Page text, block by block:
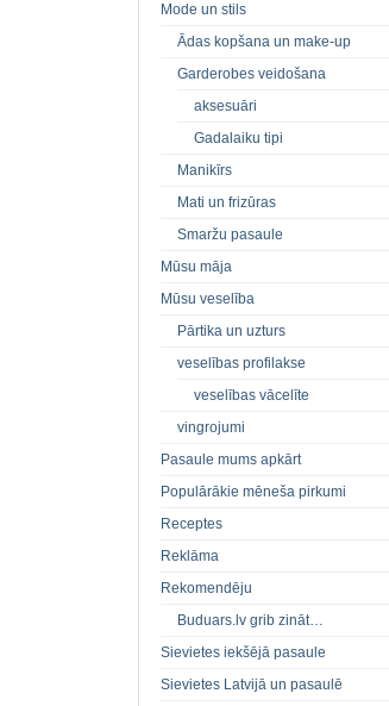
Mode un stils
Ādas kopšana un make-up
Garderobes veidošana
aksesuāri
Gadalaiku tipi
Manikīrs
Mati un frizūras
Smaržu pasaule
Mūsu māja
Mūsu veselība
Pārtika un uzturs
veselības profilakse
veselības vācelīte
vingrojumi
Pasaule mums apkārt
Populārākie mēneša pirkumi
Receptes
Reklāma
Rekomendēju
Buduars.lv grib zināt…
Sievietes iekšējā pasaule
Sievietes Latvijā un pasaulē